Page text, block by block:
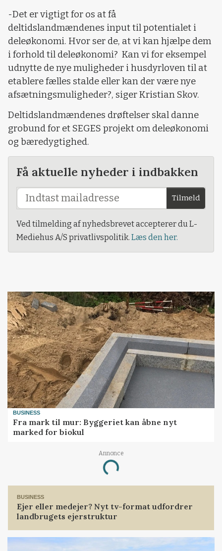
-Det er vigtigt for os at få
deltidslandmændenes input til potentialet i
deleøkonomi. Hvor ser de, at vi kan hjælpe dem
i forhold til deleøkonomi? Kan vi for eksempel
udnytte de nye muligheder i husdyrloven til at
etablere fælles stalde eller kan der være nye
afsætningsmuligheder?, siger Kristian Skov.
Deltidslandmændenes drøftelser skal danne
grobund for et SEGES projekt om deleøkonomi
og bæredygtighed.
Få aktuelle nyheder i indbakken
Tilmeld
Ved tilmelding af nyhedsbrevet accepterer du L-
Mediehus A/S privatlivspolitik. Læs den her.
BUSINESS
Fra mark til mur: Byggeriet kan åbne nyt
marked for biokul
Annonce
Loading...
BUSINESS
Ejer eller medejer? Nyt tv-format udfordrer
landbrugets ejerstruktur